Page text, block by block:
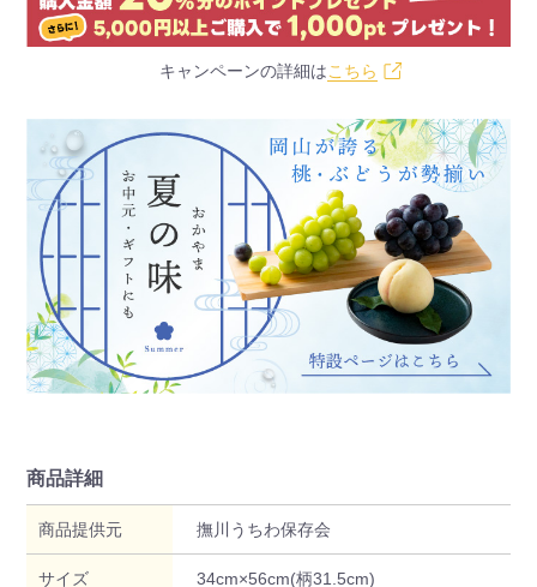
キャンペーンの詳細はこちら
商品詳細
商品提供元 撫川うちわ保存会
サイズ 34cm×56cm(柄31.5cm)